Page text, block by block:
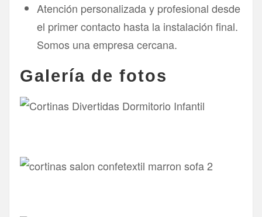
Atención personalizada y profesional desde
el primer contacto hasta la instalación final.
Somos una empresa cercana.
Galería de fotos